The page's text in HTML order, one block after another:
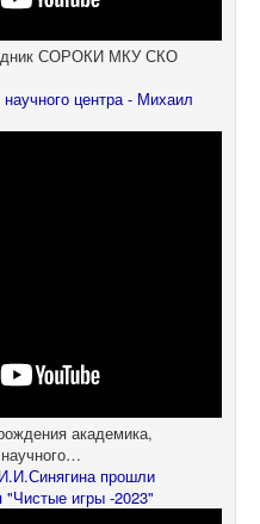
СОРОКИ МКУ СКО
центра - Михаил
академика,
прошли
"Чистые игры -2023"